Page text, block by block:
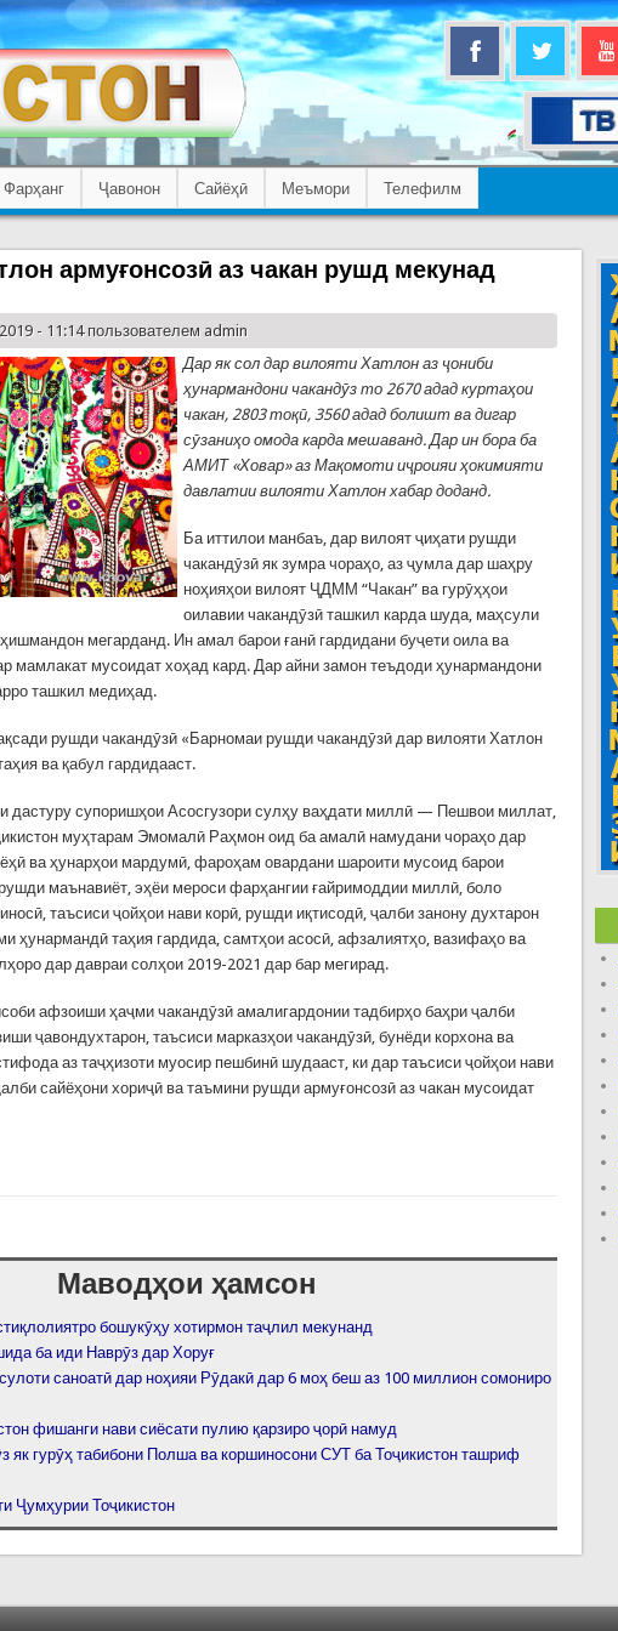
Фарҳанг Ҷавонон Сайёҳӣ Меъмори Телефилм
армуғонсозӣ аз чакан рушд мекунад
- 11:14 пользователем admin
Дар як сол дар вилояти Хатлон аз ҷониби
ҳунармандони чакандӯз то 2670 адад куртаҳои
чакан, 2803 тоқӣ, 3560 адад болишт ва дигар
сӯзаниҳо омода карда мешаванд. Дар ин бора ба
АМИТ «Ховар» аз Мақомоти иҷроияи ҳокимияти
давлатии вилояти Хатлон хабар доданд.
Ба иттилои манбаъ, дар вилоят ҷиҳати рушди
чакандӯзӣ як зумра чораҳо, аз ҷумла дар шаҳру
ноҳияҳои вилоят ҶДММ “Чакан” ва гурӯҳҳои
оилавии чакандӯзӣ ташкил карда шуда, маҳсули
мегарданд. Ин амал барои ғанӣ гардидани буҷети оила ва
мамлакат мусоидат хоҳад кард. Дар айни замон теъдоди ҳунармандони
ташкил медиҳад.
рушди чакандӯзӣ «Барномаи рушди чакандӯзӣ дар вилояти Хатлон
ва қабул гардидааст.
дастуру супоришҳои Асосгузори сулҳу ваҳдати миллӣ — Пешвои миллат,
муҳтарам Эмомалӣ Раҳмон оид ба амалӣ намудани чораҳо дар
ва ҳунарҳои мардумӣ, фароҳам овардани шароити мусоид барои
маънавиёт, эҳёи мероси фарҳангии ғайримоддии миллӣ, боло
таъсиси ҷойҳои нави корӣ, рушди иқтисодӣ, ҷалби занону духтарон
ҳунармандӣ таҳия гардида, самтҳои асосӣ, афзалиятҳо, вазифаҳо ва
дар давраи солҳои 2019-2021 дар бар мегирад.
афзоиши ҳаҷми чакандӯзӣ амалигардонии тадбирҳо баҳри ҷалби
ҷавондухтарон, таъсиси марказҳои чакандӯзӣ, бунёди корхона ва
аз таҷҳизоти муосир пешбинӣ шудааст, ки дар таъсиси ҷойҳои нави
сайёҳони хориҷӣ ва таъмини рушди армуғонсозӣ аз чакан мусоидат
Маводҳои ҳамсон
бошукӯҳу хотирмон таҷлил мекунанд
ба иди Наврӯз дар Хоруғ
саноатӣ дар ноҳияи Рӯдакӣ дар 6 моҳ беш аз 100 миллион сомониро
фишанги нави сиёсати пулию қарзиро ҷорӣ намуд
як гурӯҳ табибони Полша ва коршиносони СУТ ба Тоҷикистон ташриф
Ҷумҳурии Тоҷикистон